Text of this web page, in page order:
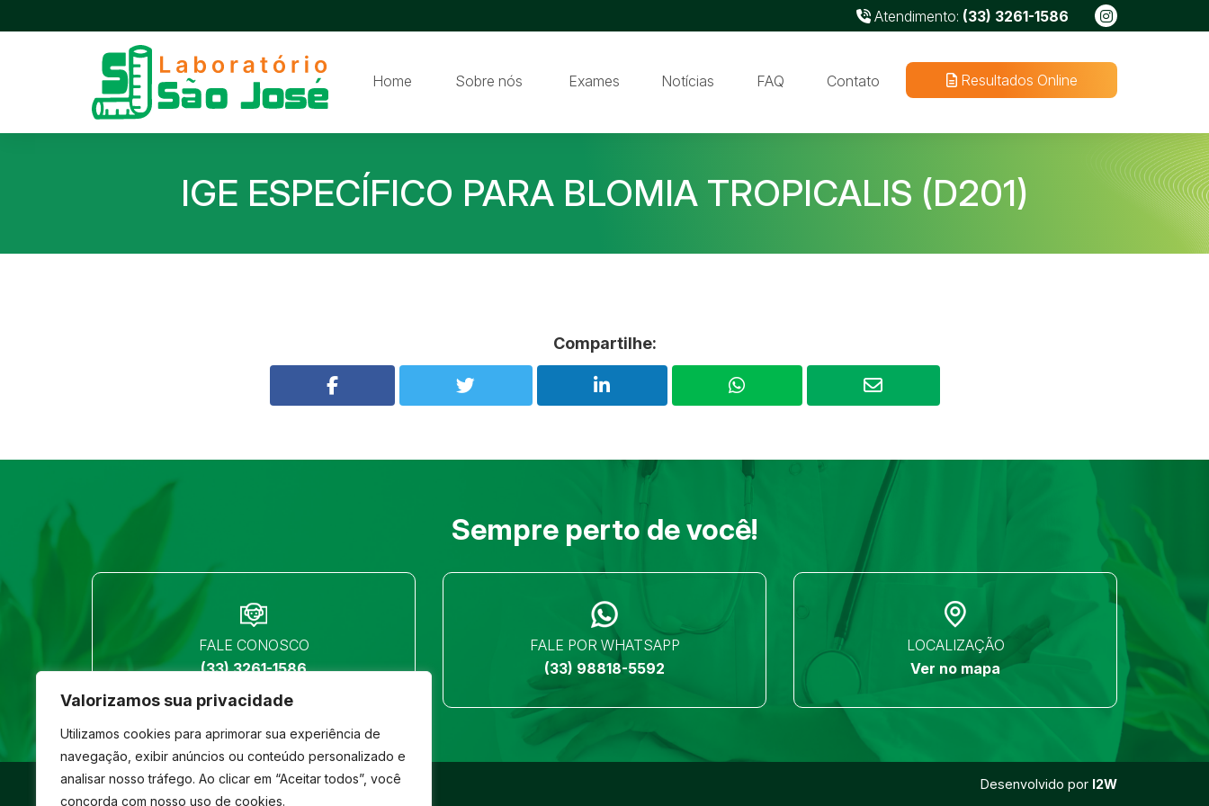
Valorizamos sua privacidade
Utilizamos cookies para aprimorar sua experiência de
navegação, exibir anúncios ou conteúdo personalizado e
analisar nosso tráfego. Ao clicar em “Aceitar todos”, você
concorda com nosso uso de cookies.
Atendimento: (33) 3261-1586
Home Sobre nós Exames Notícias FAQ Contato Resultados Online
IGE ESPECÍFICO PARA BLOMIA TROPICALIS (D201)
Compartilhe:
Sempre perto de você!
FALE CONOSCO
(33) 3261-1586
FALE POR WHATSAPP
(33) 98818-5592
LOCALIZAÇÃO
Ver no mapa
© São José- Todos os direitos reservados Desenvolvido por I2W